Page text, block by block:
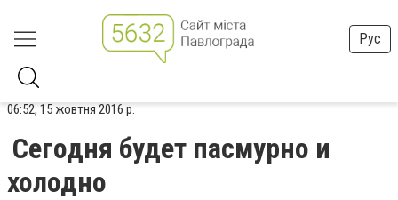
Рус
06:52, 15 жовтня 2016 р.
Сегодня будет пасмурно и
холодно